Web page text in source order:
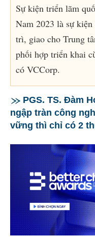
Sự kiện triển lãm
Nam 2023 là sự
trì, giao cho Trung
phối hợp triển khai
có VCCorp.
PGS. TS. Đàm
ngập tràn công
vững thì chỉ có 2